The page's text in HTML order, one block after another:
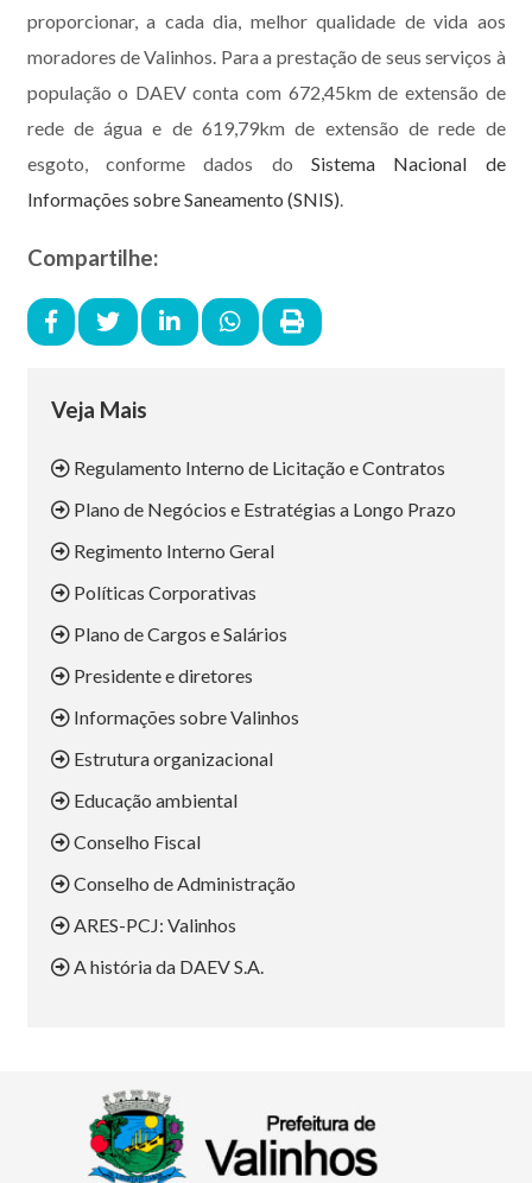
proporcionar, a cada dia, melhor qualidade de vida aos
moradores de Valinhos. Para a prestação de seus serviços à
população o DAEV conta com 672,45km de extensão de
rede de água e de 619,79km de extensão de rede de
esgoto, conforme dados do Sistema Nacional de
Informações sobre Saneamento (SNIS).
Compartilhe:
Veja Mais
Regulamento Interno de Licitação e Contratos
Plano de Negócios e Estratégias a Longo Prazo
Regimento Interno Geral
Políticas Corporativas
Plano de Cargos e Salários
Presidente e diretores
Informações sobre Valinhos
Estrutura organizacional
Educação ambiental
Conselho Fiscal
Conselho de Administração
ARES-PCJ: Valinhos
A história da DAEV S.A.